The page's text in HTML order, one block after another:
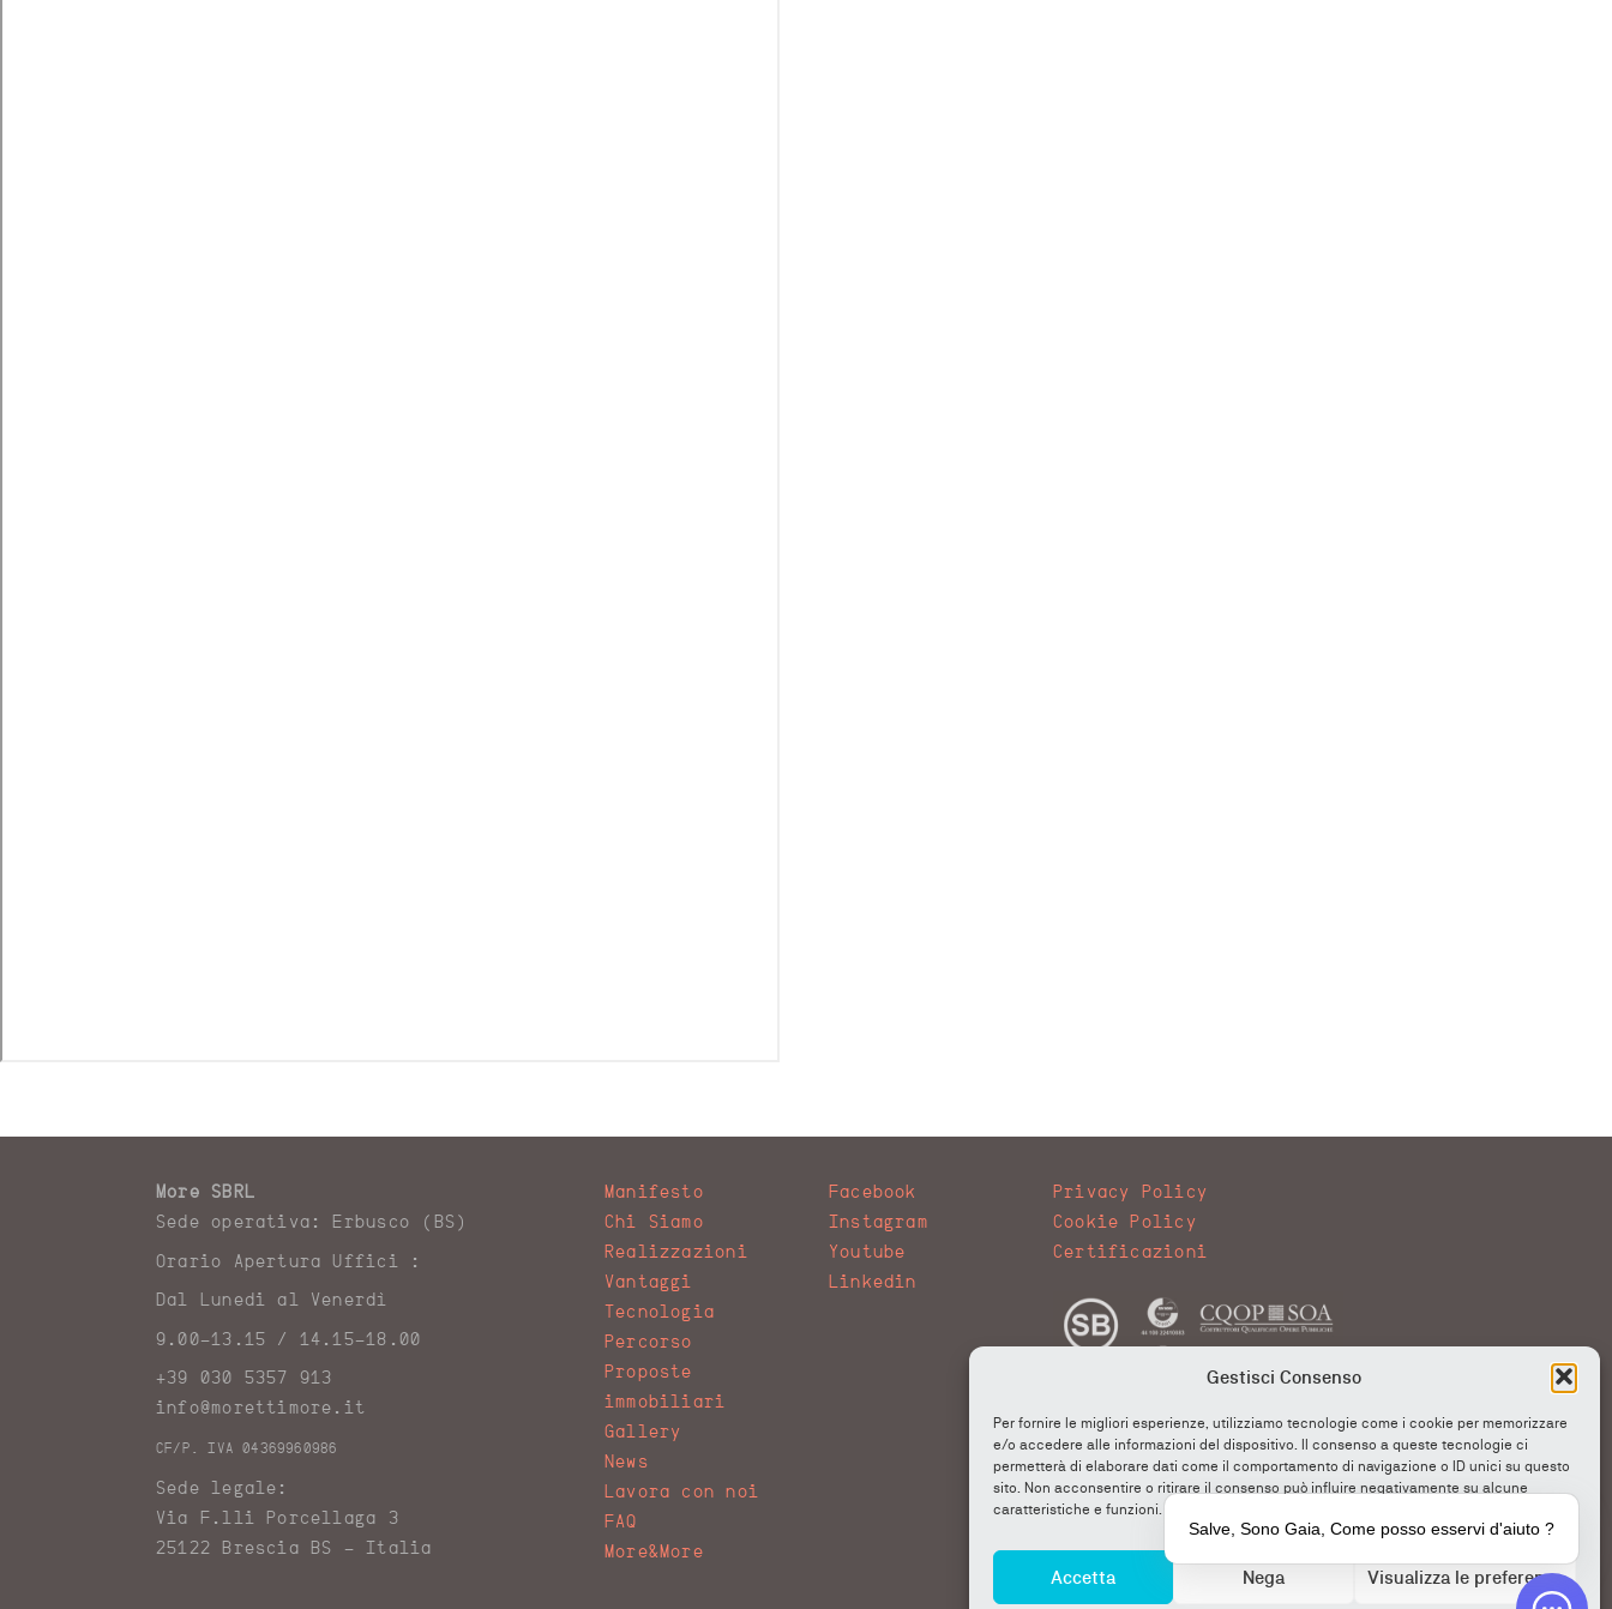
Gestisci Consenso
Per fornire le migliori esperienze, utilizziamo tecnologie come i cookie per memorizzare
e/o accedere alle informazioni del dispositivo. Il consenso a queste tecnologie ci
permetterà di elaborare dati come il comportamento di navigazione o ID unici su questo
sito. Non acconsentire o ritirare il consenso può influire negativamente su alcune
caratteristiche e funzioni.
Accetta Nega Visualizza le preferenze
More SBRL
Sede operativa: Erbusco (BS)
Orario Apertura Uffici :
Dal Lunedi al Venerdì
9.00-13.15 / 14.15-18.00
+39 030 5357 913
info@morettimore.it
CF/P. IVA 04369960986
Sede legale:
Via F.lli Porcellaga 3
25122 Brescia BS – Italia
Manifesto
Chi Siamo
Realizzazioni
Vantaggi
Tecnologia
Percorso
Proposte
immobiliari
Gallery
News
Lavora con noi
FAQ
More&More
Facebook
Instagram
Youtube
Linkedin
Privacy Policy
Cookie Policy
Certificazioni
Salve, Sono Gaia, Come posso esservi d'aiuto ?